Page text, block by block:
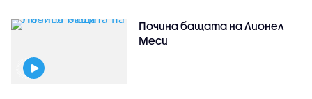
Почина бащата на Лионел
Меси